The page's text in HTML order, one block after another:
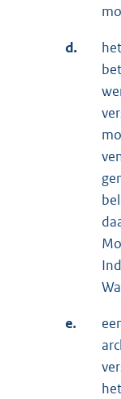
d.
e.